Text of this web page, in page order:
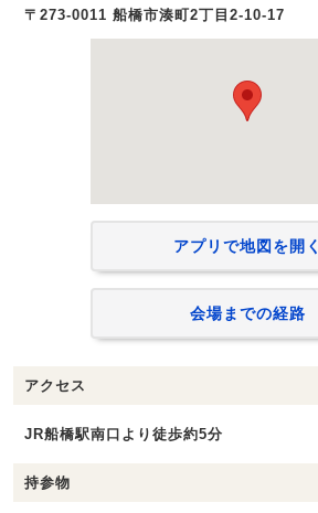
〒273-0011 船橋市湊町2丁目2-10-17
アプリで地図を開く
会場までの経路
アクセス
JR船橋駅南口より徒歩約5分
持参物